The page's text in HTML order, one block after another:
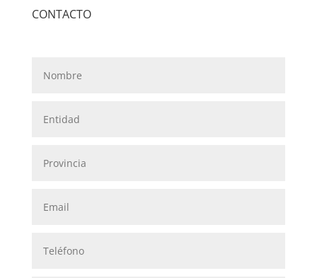
CONTACTO